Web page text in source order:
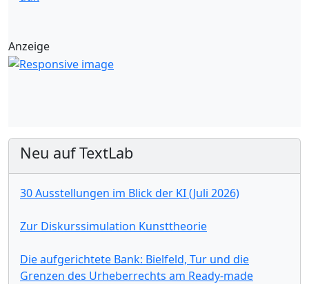
Anzeige
Neu auf TextLab
30 Ausstellungen im Blick der KI (Juli 2026)
Zur Diskurssimulation Kunsttheorie
Die aufgerichtete Bank: Bielfeld, Tur und die
Grenzen des Urheberrechts am Ready-made